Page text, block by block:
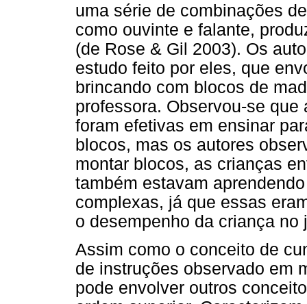
uma série de combinações
como ouvinte e falante,
(de Rose & Gil 2003). Os
estudo feito por eles, que
brincando com blocos de
professora. Observou-se
foram efetivas em ensinar
blocos, mas os autores
montar blocos, as crianças
também estavam
complexas, já que essas
o desempenho da criança no
Assim como o conceito de
de instruções observado em
pode envolver outros